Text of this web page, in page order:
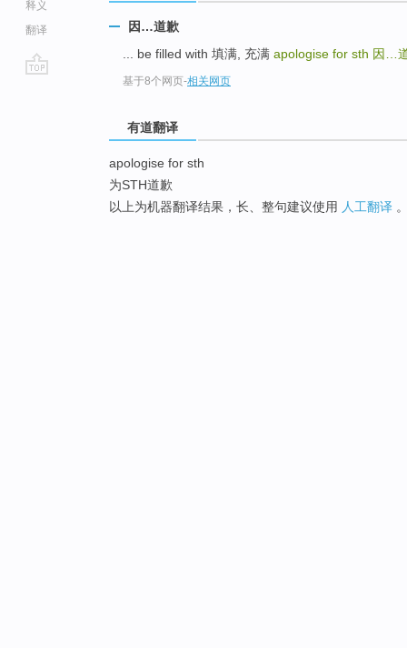
释义
翻译
因…道歉
... be filled with 填满, 充满 apologise for sth 因…
基于8个网页-相关网页
有道翻译
apologise for sth
为STH道歉
以上为机器翻译结果，长、整句建议使用 人工翻译